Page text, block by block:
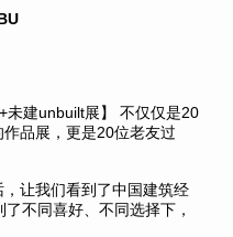
未建unbuilt展】 不仅仅是20
品展，更是20位老友过
让我们看到了中国建筑经
不同喜好、不同选择下，